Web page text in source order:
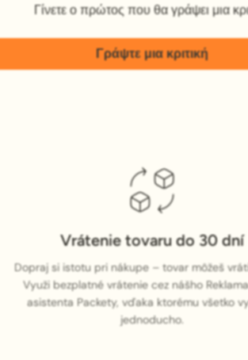
Γίνετε ο πρώτος που θα γράψει μια
Γράψτε μια κριτική
Vrátenie tovaru do 30 dní
Dopraj si istotu pri nákupe – tovar môžeš
Využi bezplatné vrátenie cez nášho
asistenta Packety, vďaka ktorému všetko
jednoducho.